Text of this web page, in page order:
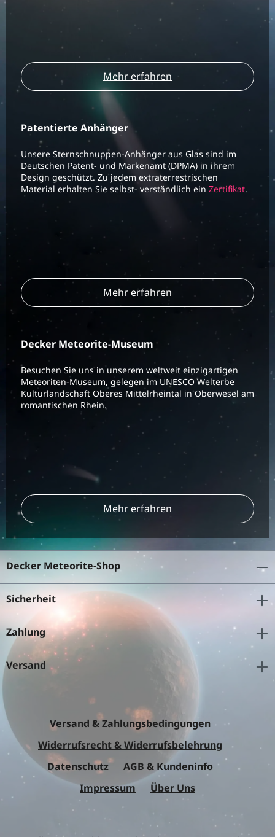
Mehr erfahren
Patentierte Anhänger
Unsere Sternschnuppen-Anhänger aus Glas sind im
Deutschen Patent- und Markenamt (DPMA) in ihrem
Design geschützt. Zu jedem extraterrestrischen
Material erhalten Sie selbst- verständlich ein Zertifikat.
Mehr erfahren
Decker Meteorite-Museum
Besuchen Sie uns in unserem weltweit einzigartigen
Meteoriten-Museum, gelegen im UNESCO Welterbe
Kulturlandschaft Oberes Mittelrheintal in Oberwesel am
romantischen Rhein.
Mehr erfahren
Decker Meteorite-Shop
Sicherheit
Zahlung
Versand
Versand & Zahlungsbedingungen
Widerrufsrecht & Widerrufsbelehrung
Datenschutz
AGB & Kundeninfo
Impressum
Über Uns